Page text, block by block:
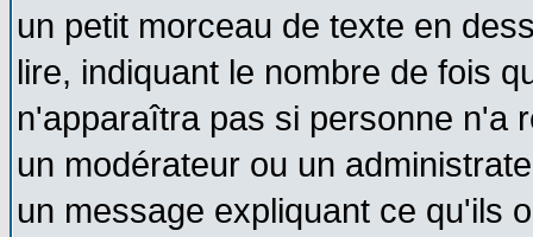
un petit morceau de texte en
lire, indiquant le nombre de fois
n'apparaîtra pas si personne n'a
un modérateur ou un
un message expliquant ce qu'ils